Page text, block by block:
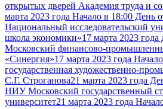
открытых дверей Академия труда и
марта 2023 года Начало в 18:00 День
Национальный исследовательский
школа экономики»17 марта 2023
Московский финансово-
«Синергия»17 марта 2023 года
государственная художественно-
С.Г. Строганова21 марта 2023 года
НИУ Московский государственный
университет21 марта 2023 года